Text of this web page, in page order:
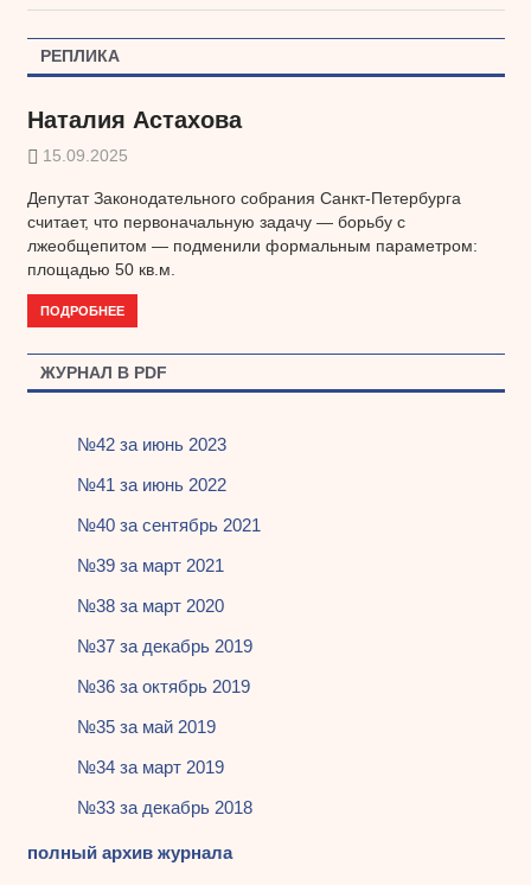
записям
РЕПЛИКА
Наталия Астахова
15.09.2025
Депутат Законодательного собрания Санкт-Петербурга
считает, что первоначальную задачу — борьбу с
лжеобщепитом — подменили формальным параметром:
площадью 50 кв.м.
ПОДРОБНЕЕ
ЖУРНАЛ В PDF
№42 за июнь 2023
№41 за июнь 2022
№40 за сентябрь 2021
№39 за март 2021
№38 за март 2020
№37 за декабрь 2019
№36 за октябрь 2019
№35 за май 2019
№34 за март 2019
№33 за декабрь 2018
полный архив журнала